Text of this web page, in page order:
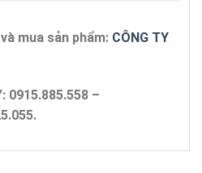
mua sản phẩm: CÔNG TY
0915.885.558 –